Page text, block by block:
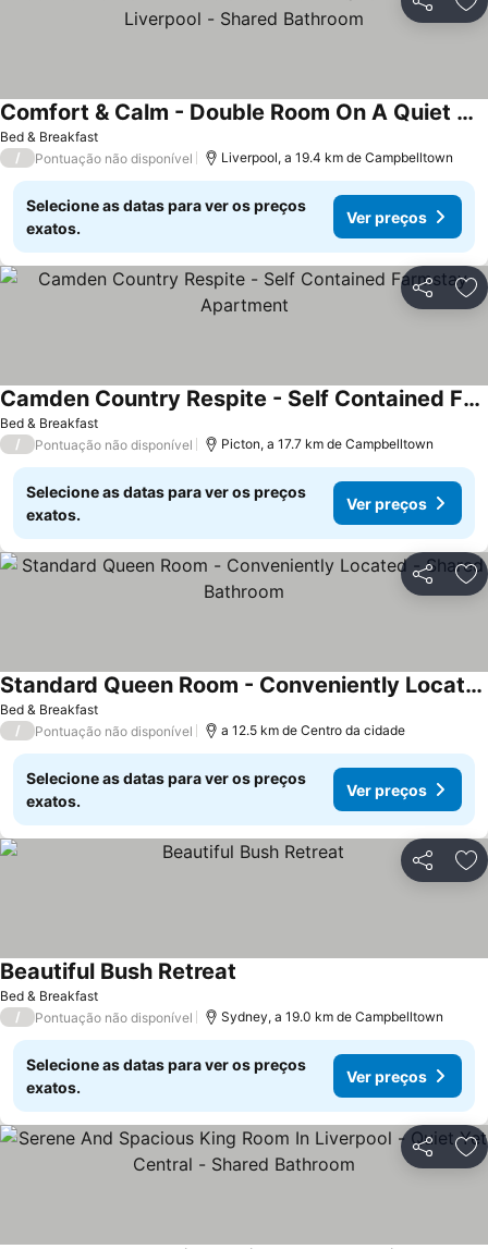
Partilhar
Bed & Breakfast
Comfort & Calm - Double Room On A Quiet Crescent In Liverpool - Shared Bathroom
/ Pontuação não disponível Liverpool, a 19.4 km de Campbelltown
Selecione as datas para ver os preços
exatos.
Ver preços
Partilhar
Bed & Breakfast
Camden Country Respite - Self Contained Farmstay Apartment
/ Pontuação não disponível Picton, a 17.7 km de Campbelltown
Selecione as datas para ver os preços
exatos.
Ver preços
Partilhar
Bed & Breakfast
Standard Queen Room - Conveniently Located - Shared Bathroom
/ Pontuação não disponível a 12.5 km de Centro da cidade
Selecione as datas para ver os preços
exatos.
Ver preços
Partilhar
Bed & Breakfast
Beautiful Bush Retreat
/ Pontuação não disponível Sydney, a 19.0 km de Campbelltown
Selecione as datas para ver os preços
exatos.
Ver preços
Partilhar